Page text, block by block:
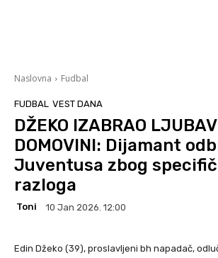
Naslovna Fudbal
FUDBAL VEST DANA
DŽEKO IZABRAO
DOMOVINI: Dijamant
Juventusa zbog
razloga
Toni 10 Jan 2026. 12:00
Edin Džeko (39), proslavljeni bh napadač,